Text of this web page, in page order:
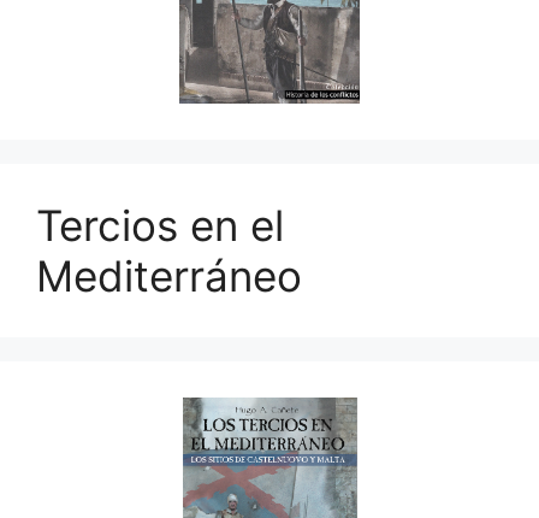
Tercios en el
Mediterráneo